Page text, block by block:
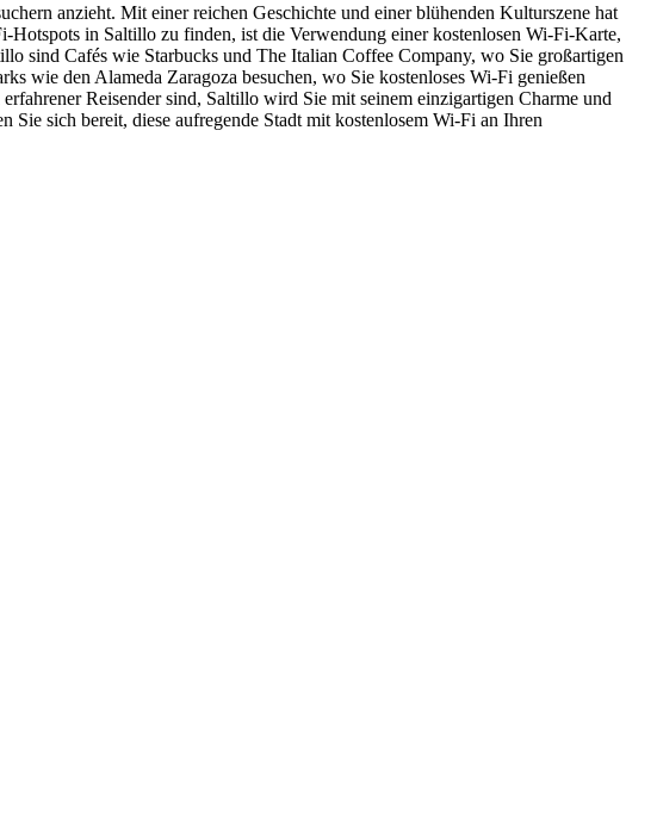
anzieht. Mit einer reichen Geschichte und einer blühenden Kulturszene hat
in Saltillo zu finden, ist die Verwendung einer kostenlosen Wi-Fi-Karte,
sind Cafés wie Starbucks und The Italian Coffee Company, wo Sie großartigen
wie den Alameda Zaragoza besuchen, wo Sie kostenloses Wi-Fi genießen
Reisender sind, Saltillo wird Sie mit seinem einzigartigen Charme und
Sie sich bereit, diese aufregende Stadt mit kostenlosem Wi-Fi an Ihren